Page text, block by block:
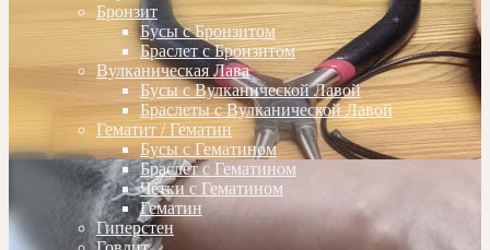
Бронзит
Бусы с Бронзитом
Браслет с Бронзитом
Вулканическая Лава
Бусы с Вулканической Лавой
Браслеты с Вулканической Лавой
Гематит / Гематин
Бусы с Гематином
Браслет с Гематином
Четки с Гематином
Гематин
Гиперстен